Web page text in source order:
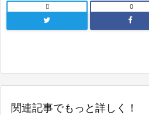
 0
関連記事でもっと詳しく！